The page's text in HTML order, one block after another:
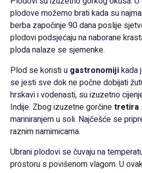
plodove možemo brati kada su
berba započinje 90 dana poslije
plodovi podsjećaju na naborane
ploda nalaze se sjemenke.
Plod se koristi u gastronomijikada
se jesti sve dok ne počne dobijati
hrskavi i vodenasti, su izuzetno
Indije. Zbog izuzetne gorčinetretira
mariniranjem u soli. Najčešće se
raznim namirnicama.
Ubrani plodovi se čuvaju na
prostoru s povišenom vlagom. U